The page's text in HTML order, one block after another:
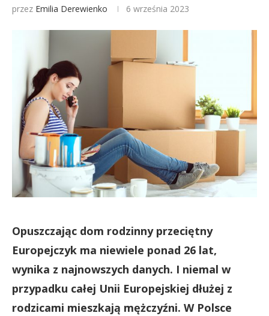
przez Emilia Derewienko 6 września 2023
Opuszczając dom rodzinny przeciętny
Europejczyk ma niewiele ponad 26 lat,
wynika z najnowszych danych. I niemal w
przypadku całej Unii Europejskiej dłużej z
rodzicami mieszkają mężczyźni. W Polsce